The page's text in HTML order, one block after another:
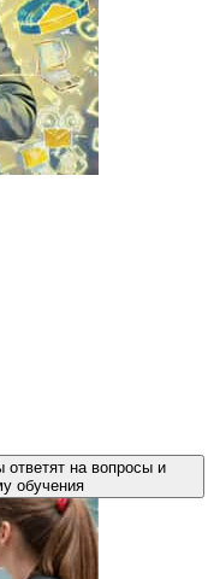
ответят на вопросы и
обучения